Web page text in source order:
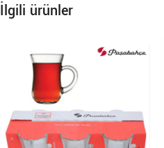
İlgili ürünler